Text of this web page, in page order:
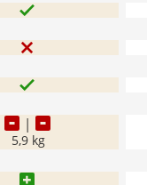
5,9 kg